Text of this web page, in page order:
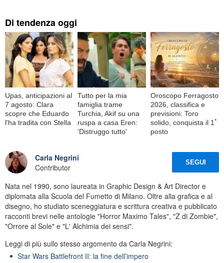
Di tendenza oggi
Upas, anticipazioni al
7 agosto: Clara
scopre che Eduardo
l'ha tradita con Stella
Tutto per la mia
famiglia trame
Turchia, Akif su una
ruspa a casa Eren:
'Distruggo tutto'
Oroscopo Ferragosto
2026, classifica e
previsioni: Toro
solido, conquista il 1ﾟ
posto
Carla Negrini
Contributor
SEGUI
Nata nel 1990, sono laureata in Graphic Design & Art Director e
diplomata alla Scuola del Fumetto di Milano. Oltre alla grafica e al
disegno, ho studiato sceneggiatura e scrittura creativa e pubblicato
racconti brevi nelle antologie "Horror Maximo Tales", "Z di Zombie",
"Orrore al Sole" e "L' Alchimia dei sensi".
Leggi di più sullo stesso argomento da Carla Negrini:
Star Wars Battlefront II: la fine dell’impero